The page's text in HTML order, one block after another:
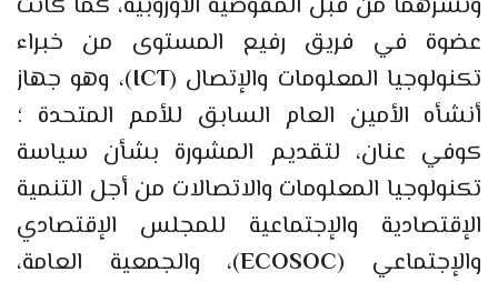
عضوة في فريق رفيع المستوى من خبراء
تكنولوجيا المعلومات والإتصال (ICT)، وهو جهاز
أنشأه الأمين العام السابق للأمم المتحدة ؛
كوفي عنان، لتقديم المشورة بشأن سياسة
تكنولوجيا المعلومات والاتصالات من أجل التنمية
الإقتصادية والإجتماعية للمجلس الإقتصادي
والإجتماعي (ECOSOC)، والجمعية العامة،